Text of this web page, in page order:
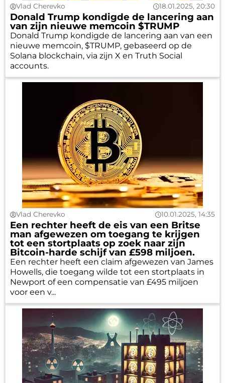
Vlad Cherevko 18.01.2025, 20:30
Donald Trump kondigde de lancering aan
van zijn nieuwe memcoin $TRUMP
Donald Trump kondigde de lancering aan van een
nieuwe memcoin, $TRUMP, gebaseerd op de
Solana blockchain, via zijn X en Truth Social
accounts.
Vlad Cherevko 10.01.2025, 14:35
Een rechter heeft de eis van een Britse
man afgewezen om toegang te krijgen
tot een stortplaats op zoek naar zijn
Bitcoin-harde schijf van £598 miljoen.
Een rechter heeft een claim afgewezen van James
Howells, die toegang wilde tot een stortplaats in
Newport of een compensatie van £495 miljoen
voor een v...